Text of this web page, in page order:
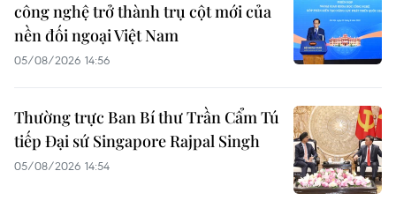
công nghệ trở thành trụ cột mới của
nền đối ngoại Việt Nam
05/08/2026 14:56
Thường trực Ban Bí thư Trần Cẩm Tú
tiếp Đại sứ Singapore Rajpal Singh
05/08/2026 14:54